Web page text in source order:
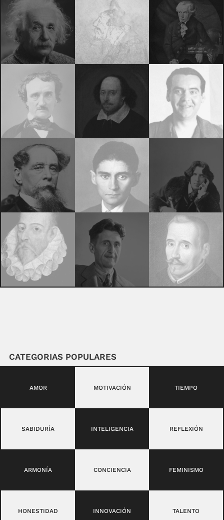
CATEGORIAS POPULARES
AMOR MOTIVACIÓN TIEMPO
SABIDURÍA INTELIGENCIA REFLEXIÓN
ARMONÍA CONCIENCIA FEMINISMO
HONESTIDAD INNOVACIÓN TALENTO